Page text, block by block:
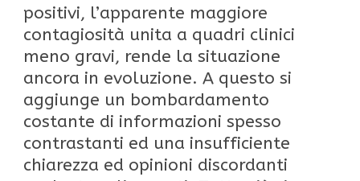
positivi, l’apparente maggiore
contagiosità unita a quadri clinici
meno gravi, rende la situazione
ancora in evoluzione. A questo si
aggiunge un bombardamento
costante di informazioni spesso
contrastanti ed una insufficiente
chiarezza ed opinioni discordanti